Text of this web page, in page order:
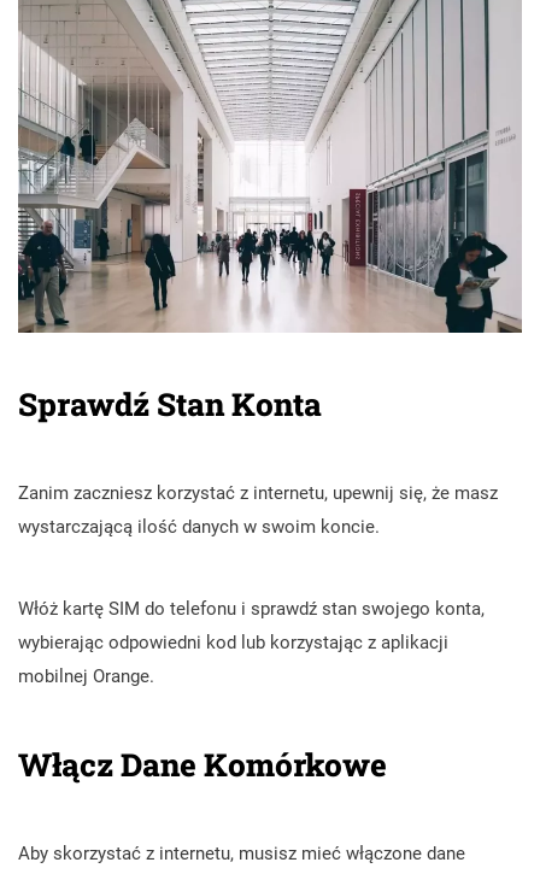
Sprawdź Stan Konta
Zanim zaczniesz korzystać z internetu, upewnij się, że masz
wystarczającą ilość danych w swoim koncie.
Włóż kartę SIM do telefonu i sprawdź stan swojego konta,
wybierając odpowiedni kod lub korzystając z aplikacji
mobilnej Orange.
Włącz Dane Komórkowe
Aby skorzystać z internetu, musisz mieć włączone dane